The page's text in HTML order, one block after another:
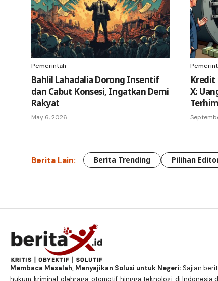
Pemerintah
Bahlil Lahadalia Dorong Insentif
dan Cabut Konsesi, Ingatkan Demi
Rakyat
May 6, 2026
Kredit
X:
Berita Lain: Berita Trending Pilihan
Membaca Masalah, Menyajikan Solusi untuk Negeri:Sajian